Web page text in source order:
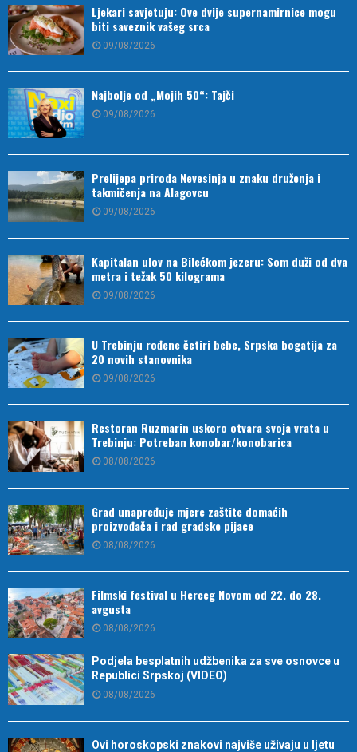
Ljekari savjetuju: Ove dvije supernamirnice mogu
biti saveznik vašeg srca
09/08/2026
Najbolje od „Mojih 50“: Tajči
09/08/2026
Prelijepa priroda Nevesinja u znaku druženja i
takmičenja na Alagovcu
09/08/2026
Kapitalan ulov na Bilećkom jezeru: Som duži od dva
metra i težak 50 kilograma
09/08/2026
U Trebinju rođene četiri bebe, Srpska bogatija za
20 novih stanovnika
09/08/2026
Restoran Ruzmarin uskoro otvara svoja vrata u
Trebinju: Potreban konobar/konobarica
08/08/2026
Grad unapređuje mjere zaštite domaćih
proizvođača i rad gradske pijace
08/08/2026
Filmski festival u Herceg Novom od 22. do 28.
avgusta
08/08/2026
Podjela besplatnih udžbenika za sve osnovce u
Republici Srpskoj (VIDEO)
08/08/2026
Ovi horoskopski znakovi najviše uživaju u ljetu